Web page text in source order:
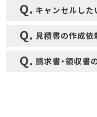
し込みいただいた
※離島などの地域
ますので何卒ご了
お支払い方法は
動画視聴アカウン
キャンセルした
申し訳ありませ
ご入金後に「受講
見積書の作成依
見積書の発行ご
請求書・領収書